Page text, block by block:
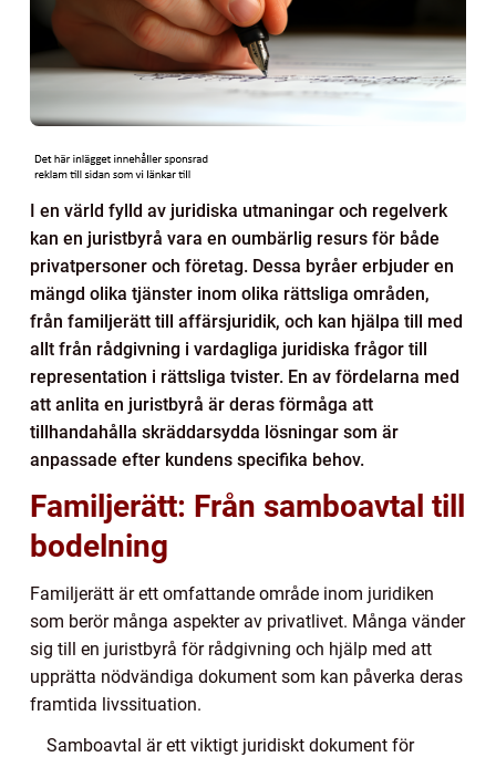
I en värld fylld av juridiska utmaningar och regelverk
kan en juristbyrå vara en oumbärlig resurs för både
privatpersoner och företag. Dessa byråer erbjuder en
mängd olika tjänster inom olika rättsliga områden,
från familjerätt till affärsjuridik, och kan hjälpa till med
allt från rådgivning i vardagliga juridiska frågor till
representation i rättsliga tvister. En av fördelarna med
att anlita en juristbyrå är deras förmåga att
tillhandahålla skräddarsydda lösningar som är
anpassade efter kundens specifika behov.
Familjerätt: Från samboavtal till
bodelning
Familjerätt är ett omfattande område inom juridiken
som berör många aspekter av privatlivet. Många vänder
sig till en juristbyrå för rådgivning och hjälp med att
upprätta nödvändiga dokument som kan påverka deras
framtida livssituation.
Samboavtal är ett viktigt juridiskt dokument för